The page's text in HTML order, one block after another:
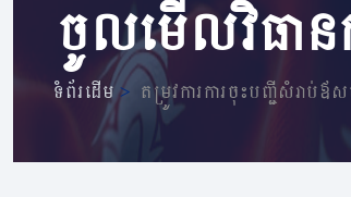
ចូលមើលវិធាន
ទំព័រដើម> តម្រូវការការចុះបញ្ជីសំរាប់